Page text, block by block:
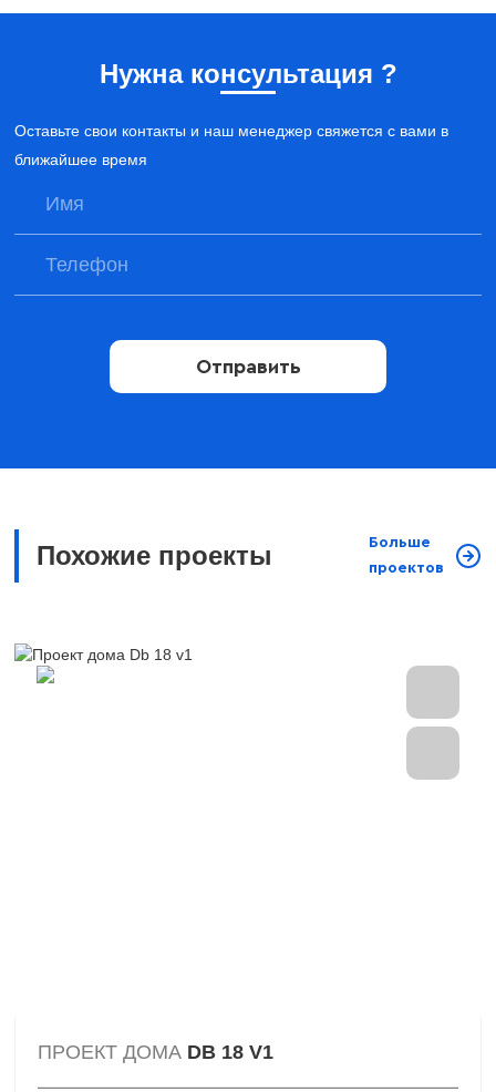
Нужна консультация ?
Оставьте свои контакты и наш менеджер свяжется с вами в
ближайшее время
Отправить
Похожие проекты
Больше
проектов
ПРОЕКТ ДОМА DB 18 V1